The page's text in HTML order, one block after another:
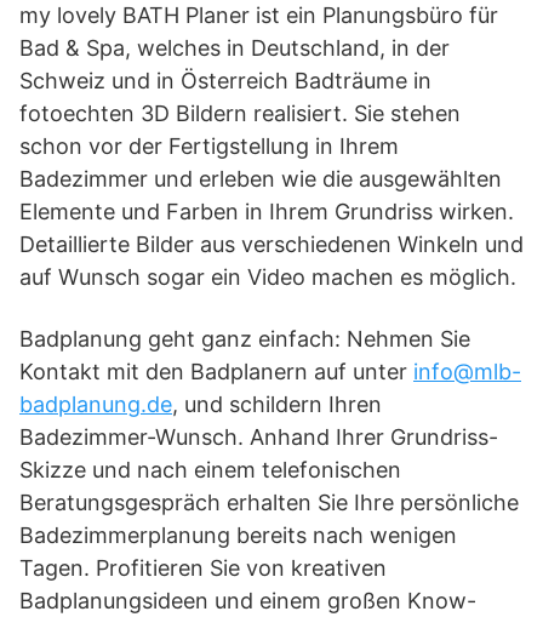
my lovely BATH Planer ist ein Planungsbüro für
Bad & Spa, welches in Deutschland, in der
Schweiz und in Österreich Badträume in
fotoechten 3D Bildern realisiert. Sie stehen
schon vor der Fertigstellung in Ihrem
Badezimmer und erleben wie die ausgewählten
Elemente und Farben in Ihrem Grundriss wirken.
Detaillierte Bilder aus verschiedenen Winkeln und
auf Wunsch sogar ein Video machen es möglich.
Badplanung geht ganz einfach: Nehmen Sie
Kontakt mit den Badplanern auf unter info@mlb-
badplanung.de, und schildern Ihren
Badezimmer-Wunsch. Anhand Ihrer Grundriss-
Skizze und nach einem telefonischen
Beratungsgespräch erhalten Sie Ihre persönliche
Badezimmerplanung bereits nach wenigen
Tagen. Profitieren Sie von kreativen
Badplanungsideen und einem großen Know-